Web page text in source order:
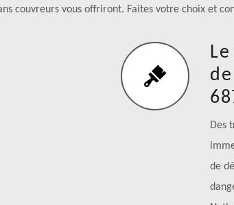
couvreurs vous offriront. Faites votre choix et
Des
de